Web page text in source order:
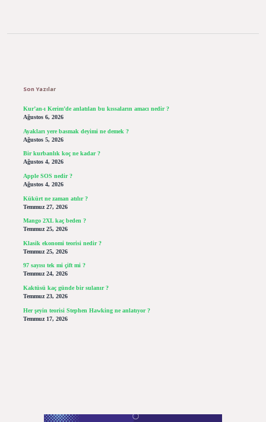
Son Yazılar
Kur’an-ı Kerim’de anlatılan bu kıssaların amacı nedir ?
Ağustos 6, 2026
Ayakları yere basmak deyimi ne demek ?
Ağustos 5, 2026
Bir kurbanlık koç ne kadar ?
Ağustos 4, 2026
Apple SOS nedir ?
Ağustos 4, 2026
Kükürt ne zaman atılır ?
Temmuz 27, 2026
Mango 2XL kaç beden ?
Temmuz 25, 2026
Klasik ekonomi teorisi nedir ?
Temmuz 25, 2026
97 sayısı tek mi çift mi ?
Temmuz 24, 2026
Kaktüsü kaç günde bir sulanır ?
Temmuz 23, 2026
Her şeyin teorisi Stephen Hawking ne anlatıyor ?
Temmuz 17, 2026